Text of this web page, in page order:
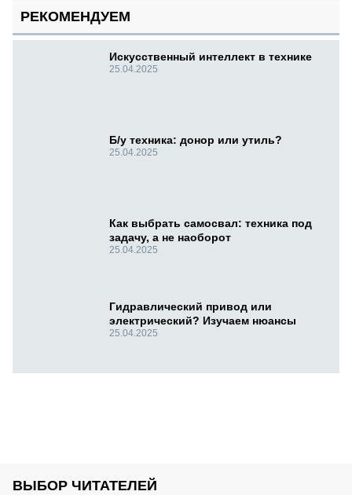
РЕКОМЕНДУЕМ
Искусственный интеллект в технике
25.04.2025
Б/у техника: донор или утиль?
25.04.2025
Как выбрать самосвал: техника под
задачу, а не наоборот
25.04.2025
Гидравлический привод или
электрический? Изучаем нюансы
25.04.2025
ВЫБОР ЧИТАТЕЛЕЙ